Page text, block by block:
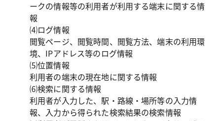
ークの情報等の利用者が利用する端末に関する情
報
⑷ログ情報
閲覧ページ、閲覧時間、閲覧方法、端末の利用環
境、IPアドレス等のログ情報
⑸位置情報
利用者の端末の現在地に関する情報
⑹検索に関する情報
利用者が入力した、駅・路線・場所等の入力情
報、入力から得られた検索結果の検索情報